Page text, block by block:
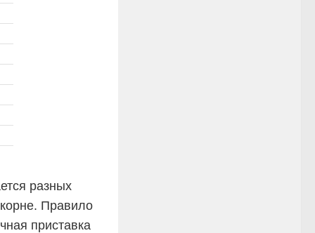
разных
Правило
приставка